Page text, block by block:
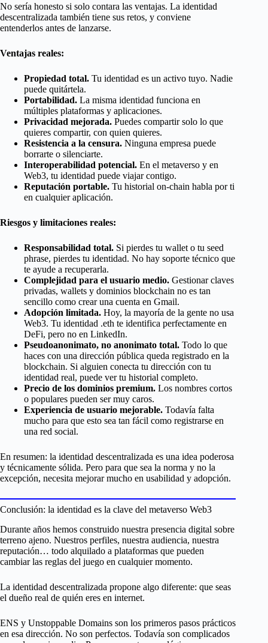
No sería honesto si solo contara las ventajas. La identidad
descentralizada también tiene sus retos, y conviene
entenderlos antes de lanzarse.
Ventajas reales:
Propiedad total. Tu identidad es un activo tuyo. Nadie
puede quitártela.
Portabilidad. La misma identidad funciona en
múltiples plataformas y aplicaciones.
Privacidad mejorada. Puedes compartir solo lo que
quieres compartir, con quien quieres.
Resistencia a la censura. Ninguna empresa puede
borrarte o silenciarte.
Interoperabilidad potencial. En el metaverso y en
Web3, tu identidad puede viajar contigo.
Reputación portable. Tu historial on-chain habla por ti
en cualquier aplicación.
Riesgos y limitaciones reales:
Responsabilidad total. Si pierdes tu wallet o tu seed
phrase, pierdes tu identidad. No hay soporte técnico que
te ayude a recuperarla.
Complejidad para el usuario medio. Gestionar claves
privadas, wallets y dominios blockchain no es tan
sencillo como crear una cuenta en Gmail.
Adopción limitada. Hoy, la mayoría de la gente no usa
Web3. Tu identidad .eth te identifica perfectamente en
DeFi, pero no en LinkedIn.
Pseudoanonimato, no anonimato total. Todo lo que
haces con una dirección pública queda registrado en la
blockchain. Si alguien conecta tu dirección con tu
identidad real, puede ver tu historial completo.
Precio de los dominios premium. Los nombres cortos
o populares pueden ser muy caros.
Experiencia de usuario mejorable. Todavía falta
mucho para que esto sea tan fácil como registrarse en
una red social.
En resumen: la identidad descentralizada es una idea poderosa
y técnicamente sólida. Pero para que sea la norma y no la
excepción, necesita mejorar mucho en usabilidad y adopción.
Conclusión: la identidad es la clave del metaverso Web3
Durante años hemos construido nuestra presencia digital sobre
terreno ajeno. Nuestros perfiles, nuestra audiencia, nuestra
reputación… todo alquilado a plataformas que pueden
cambiar las reglas del juego en cualquier momento.
La identidad descentralizada propone algo diferente: que seas
el dueño real de quién eres en internet.
ENS y Unstoppable Domains son los primeros pasos prácticos
en esa dirección. No son perfectos. Todavía son complicados